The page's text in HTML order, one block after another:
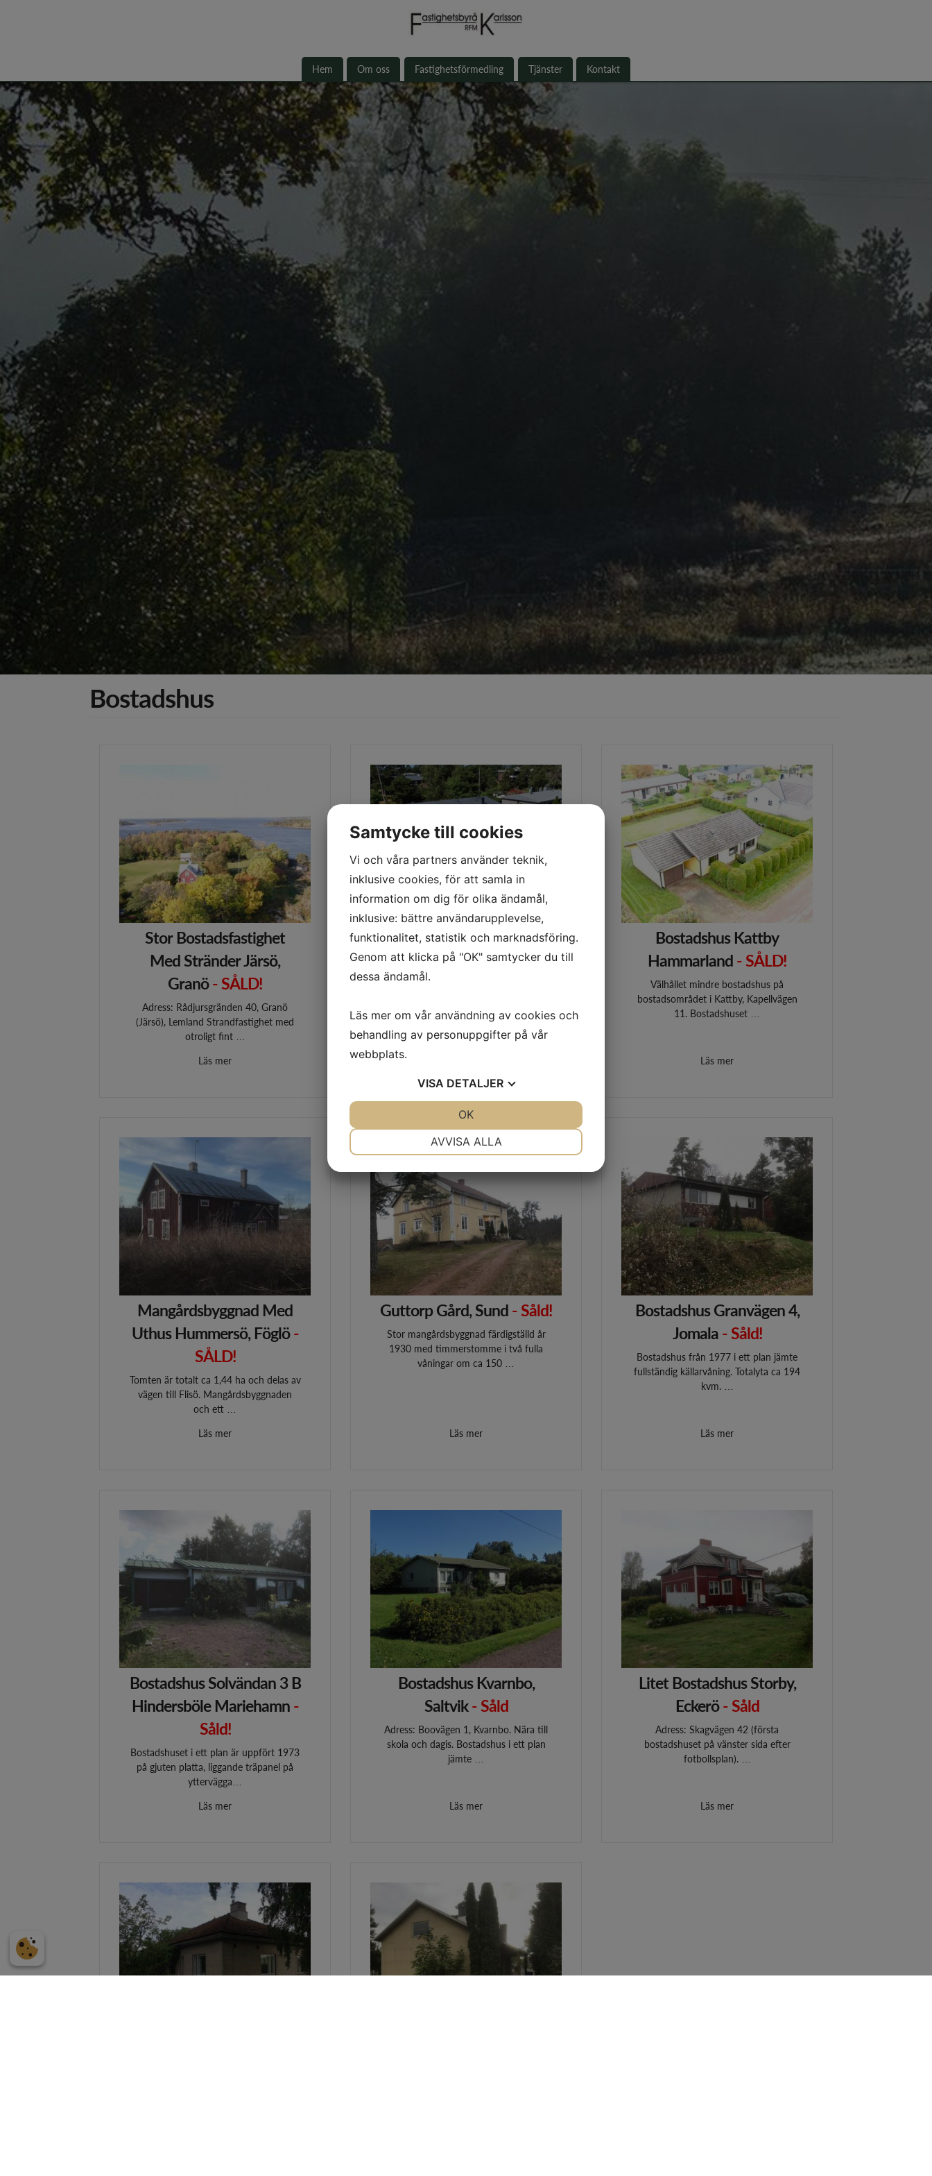
Hem Om oss Fastighetsförmedling Tjänster Kontakt
Bostadshus
Stor Bostadsfastighet
Med Stränder Järsö,
Granö- SÅLD!
Adress: Rådjursgränden 40, Granö
(Järsö), Lemland Strandfastighet med
otroligt fint …
Läs mer
Bostadshus Tallvägen 16,
Mariehamn- SÅLD!
Östernäs, Tallvägen 16: Väldisponerat
villaområde…
Bostadshus Kattby
Hammarland - SÅLD!
Välhållet mindre bostadshus på
bostadsområdet i Kattby, Kapellvägen
11. Bostadshuset …
Läs mer
Mangårdsbyggnad Med
Uthus Hummersö, Föglö-
SÅLD!
Tomten är totalt ca 1,44 ha och delas av
vägen till Flisö. Mangårdsbyggnaden
och ett …
Läs mer
Guttorp Gård, Sund - Såld!
Stor mangårdsbyggnad färdigställd år
1930 med timmerstomme i två fulla
våningar om ca 150 …
Läs mer
Bostadshus Granvägen 4,
Jomala - Såld!
Bostadshus från 1977 i ett plan jämte
fullständig källarvåning. Totalyta ca 194
kvm. …
Läs mer
Bostadshus Solvändan 3 B
Hindersböle Mariehamn -
Såld!
Bostadshuset i ett plan är uppfört 1973
på gjuten platta, liggande träpanel på
yttervägga…
Läs mer
Bostadshus Kvarnbo,
Saltvik- Såld
Adress: Boovägen 1, Kvarnbo. Nära till
skola och dagis. Bostadshus i ett plan
jämte …
Läs mer
Litet Bostadshus Storby,
Eckerö- Såld
Adress: Skagvägen 42 (första
bostadshuset på vänster sida efter
fotbollsplan). …
Läs mer
Samtycke till cookies
Vi och våra partners använder teknik,
inklusive cookies, för att samla in
information om dig för olika ändamål,
inklusive: bättre användarupplevelse,
funktionalitet, statistik och marknadsföring.
Genom att klicka på "OK" samtycker du till
dessa ändamål.
Läs mer om vår användning av cookies och
behandling av personuppgifter på vår
webbplats.
VISA DETALJER
MARKNADSFÖRING
AVVISA ALLA
OK